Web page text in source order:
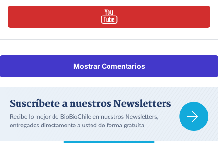
Mostrar Comentarios